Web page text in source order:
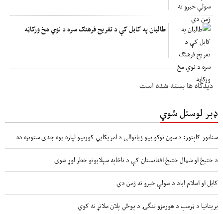
طالبان په کابل کې د تفریح فرهنګ سره د نوي مخ ورکاڼه
دیدگاه ها بسته شده است
ډېر لوستل شوي
سناتور کاپتور: د سون توکو بیو زیاتوالی د امریکایي کورنیو لپاره یوه جدي ستونزه ده
د ختیځ او شمال ختیځ افغانستان کې د ناڅاپه سېلابونو خطر لوړ شوی
کابل او اسلام اباد د سولې خبرو ته ژمن دي
بریتانیا د ټرمپ د هورمزو تنگۍ د پوځي پلان ملاتړ نه کوي